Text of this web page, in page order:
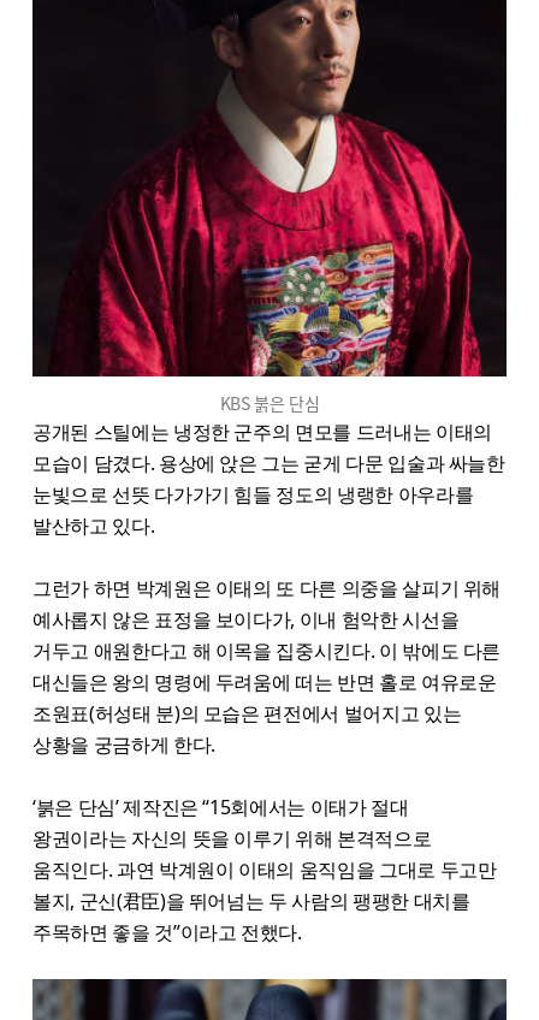
KBS 붉은 단심
공개된 스틸에는 냉정한 군주의 면모를 드러내는 이태의
모습이 담겼다. 용상에 앉은 그는 굳게 다문 입술과 싸늘한
눈빛으로 선뜻 다가가기 힘들 정도의 냉랭한 아우라를
발산하고 있다.
그런가 하면 박계원은 이태의 또 다른 의중을 살피기 위해
예사롭지 않은 표정을 보이다가, 이내 험악한 시선을
거두고 애원한다고 해 이목을 집중시킨다. 이 밖에도 다른
대신들은 왕의 명령에 두려움에 떠는 반면 홀로 여유로운
조원표(허성태 분)의 모습은 편전에서 벌어지고 있는
상황을 궁금하게 한다.
‘붉은 단심’ 제작진은 “15회에서는 이태가 절대
왕권이라는 자신의 뜻을 이루기 위해 본격적으로
움직인다. 과연 박계원이 이태의 움직임을 그대로 두고만
볼지, 군신(君臣)을 뛰어넘는 두 사람의 팽팽한 대치를
주목하면 좋을 것”이라고 전했다.